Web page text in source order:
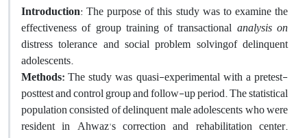
Introduction: The purpose of this study was to examine the
effectiveness of group training of transactional analysis on
distress tolerance and social problem solvingof delinquent
adolescents.
Methods:The study was quasi-experimental with a pretest-
posttest and control group and follow-up period. The statistical
population consisted of delinquent male adolescents who were
resident in Ahwaz's correction and rehabilitation center.